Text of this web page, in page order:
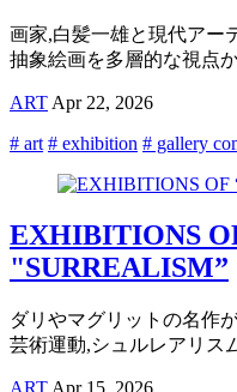
画家,白髪一雄と現代アー
抽象絵画を多層的な視点
ART Apr 22, 2026
# art # exhibition # gallery
EXHIBITIONS
"SURREALISM”
ダリやマグリットの名作
芸術運動,シュルレアリス
ART Apr 15, 2026